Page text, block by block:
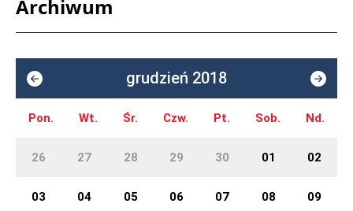
Archiwum
grudzień 2018
Pon. Wt. Śr. Czw. Pt. Sob. Nd.
26 27 28 29 30 01 02
03 04 05 06 07 08 09